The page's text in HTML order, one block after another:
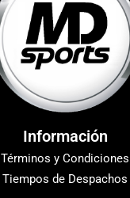
Información
Términos y Condiciones
Tiempos de Despachos